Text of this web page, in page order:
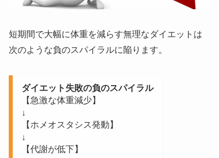
短期間で大幅に体重を減らす無理なダイエットは
次のような負のスパイラルに陥ります。
ダイエット失敗の負のスパイラル
【急激な体重減少】
↓
【ホメオスタシス発動】
↓
【代謝が低下】